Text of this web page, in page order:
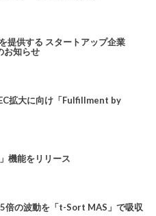
提供する スタートアップ企業
お知らせ
拡大に向け「Fulfillment by
機能をリリース
倍の波動を「t-Sort MAS」で吸収